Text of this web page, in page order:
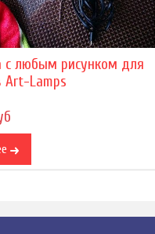
с любым рисунком для
Art-Lamps